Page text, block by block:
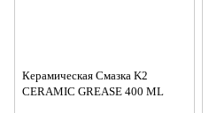
Керамическая Смазка K2
CERAMIC GREASE 400 ML